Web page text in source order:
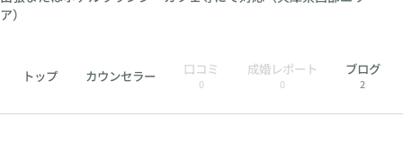
ア）
トップ カウンセラー 口コミ
0
成婚レポート
0
ブログ
2